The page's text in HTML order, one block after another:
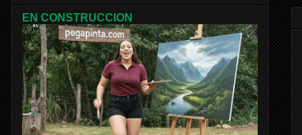
EN CONSTRUCCION